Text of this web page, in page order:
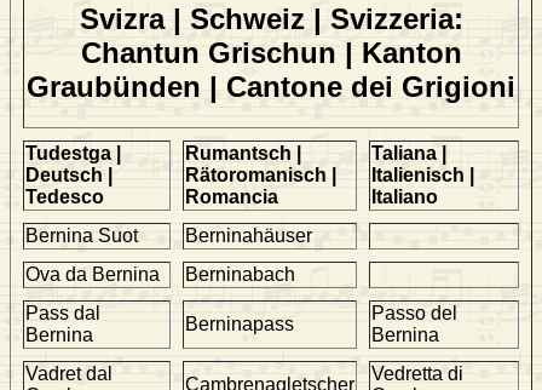
Svizra | Schweiz | Svizzeria:
Chantun Grischun | Kanton
Graubünden | Cantone dei Grigioni
Tudestga |
Deutsch |
Tedesco
Rumantsch |
Rätoromanisch |
Romancia
Taliana |
Italienisch |
Italiano
Bernina Suot
Berninahäuser
Ova da Bernina
Berninabach
Pass dal
Bernina
Berninapass
Passo del
Bernina
Vadret dal
Cambrenagletscher
Vedretta di